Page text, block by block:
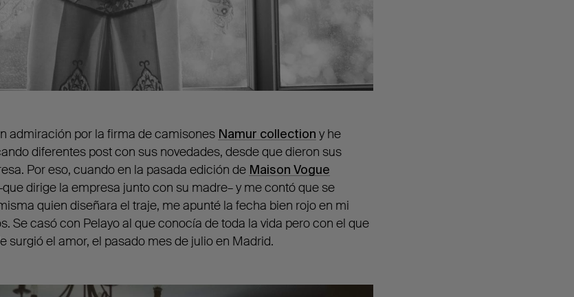
admiración por la firma de camisones Namur collection y he
diferentes post con sus novedades, desde que dieron sus
Por eso, cuando en la pasada edición de Maison Vogue
dirige la empresa junto con su madre– y me contó que se
quien diseñara el traje, me apunté la fecha bien rojo en mi
Se casó con Pelayo al que conocía de toda la vida pero con el que
surgió el amor, el pasado mes de julio en Madrid.